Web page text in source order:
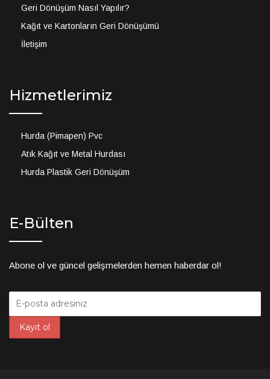
Geri Dönüşüm Nasıl Yapılır?
Kağıt ve Kartonların Geri Dönüşümü
İletişim
Hizmetlerimiz
Hurda (Pimapen) Pvc
Atık Kağıt ve Metal Hurdası
Hurda Plastik Geri Dönüşüm
E-Bülten
Abone ol ve güncel gelişmelerden hemen haberdar ol!